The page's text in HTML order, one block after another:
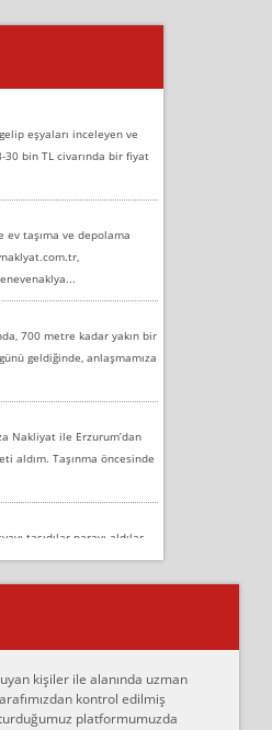
eşyaları inceleyen ve
bin TL civarında bir fiyat
ev taşıma ve depolama
700 metre kadar yakın bir
geldiğinde, anlaşmamıza
Nakliyat ile Erzurum’dan
aldım. Taşınma öncesinde
taşıdılar parayı aldılar.
alüminyum renkli bantı
kişiler ile alanında uzman
kontrol edilmiş
platformumuzda